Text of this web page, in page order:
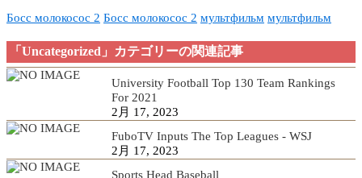
Босс молокосос 2 Босс молокосос 2 мультфильм мультфильм
「Uncategorized」カテゴリーの関連記事
University Football Top 130 Team Rankings
For 2021
2月 17, 2023
FuboTV Inputs The Top Leagues - WSJ
2月 17, 2023
Sports Head Baseball